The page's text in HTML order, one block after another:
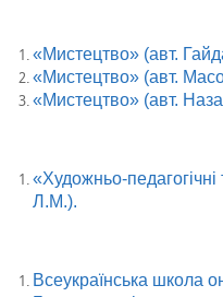
«Мистецтво» (авт.
«Мистецтво» (авт.
«Мистецтво» (авт.
«Художньо-
Л.М.).
Всеукраїнська школа